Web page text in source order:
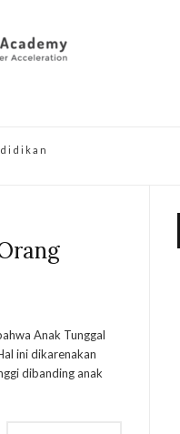
Anak Tunggal
ini dikarenakan
dibanding anak